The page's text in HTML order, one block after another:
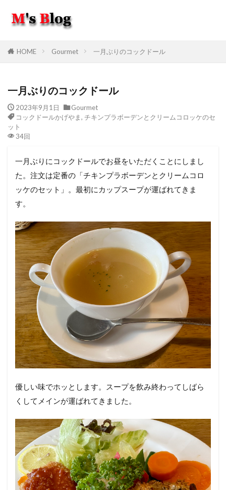
HOME Gourmet 一月ぶりのコックドール
一月ぶりのコックドール
2023年9月1日
Gourmet
コックドールかげやま, チキンプラボーデンとクリームコロッケのセ
ット
34回
一月ぶりにコックドールでお昼をいただくことにしまし
た。注文は定番の「チキンプラボーデンとクリームコロ
ッケのセット」。最初にカップスープが運ばれてきま
す。
優しい味でホッとします。スープを飲み終わってしばら
くしてメインが運ばれてきました。